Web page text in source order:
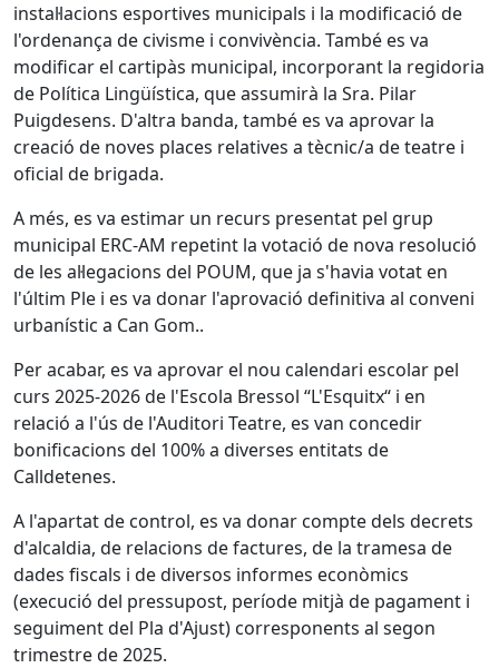
instal·lacions esportives municipals i la modificació de
l'ordenança de civisme i convivència. També es va
modificar el cartipàs municipal, incorporant la regidoria
de Política Lingüística, que assumirà la Sra. Pilar
Puigdesens. D'altra banda, també es va aprovar la
creació de noves places relatives a tècnic/a de teatre i
oficial de brigada.
A més, es va estimar un recurs presentat pel grup
municipal ERC-AM repetint la votació de nova resolució
de les al·legacions del POUM, que ja s'havia votat en
l'últim Ple i es va donar l'aprovació definitiva al conveni
urbanístic a Can Gom..
Per acabar, es va aprovar el nou calendari escolar pel
curs 2025-2026 de l'Escola Bressol “L'Esquitx“ i en
relació a l'ús de l'Auditori Teatre, es van concedir
bonificacions del 100% a diverses entitats de
Calldetenes.
A l'apartat de control, es va donar compte dels decrets
d'alcaldia, de relacions de factures, de la tramesa de
dades fiscals i de diversos informes econòmics
(execució del pressupost, període mitjà de pagament i
seguiment del Pla d'Ajust) corresponents al segon
trimestre de 2025.